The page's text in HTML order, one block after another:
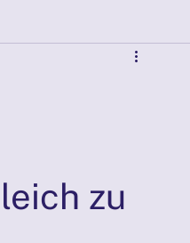
30.03.2025
zu